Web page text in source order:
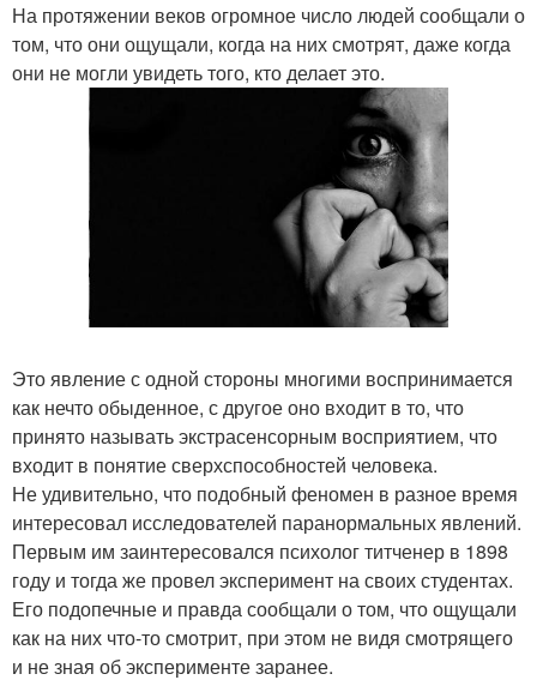
На протяжении веков огромное число людей сообщали о
том, что они ощущали, когда на них смотрят, даже когда
они не могли увидеть того, кто делает это.
Это явление с одной стороны многими воспринимается
как нечто обыденное, с другое оно входит в то, что
принято называть экстрасенсорным восприятием, что
входит в понятие сверхспособностей человека.
Не удивительно, что подобный феномен в разное время
интересовал исследователей паранормальных явлений.
Первым им заинтересовался психолог титченер в 1898
году и тогда же провел эксперимент на своих студентах.
Его подопечные и правда сообщали о том, что ощущали
как на них что-то смотрит, при этом не видя смотрящего
и не зная об эксперименте заранее.